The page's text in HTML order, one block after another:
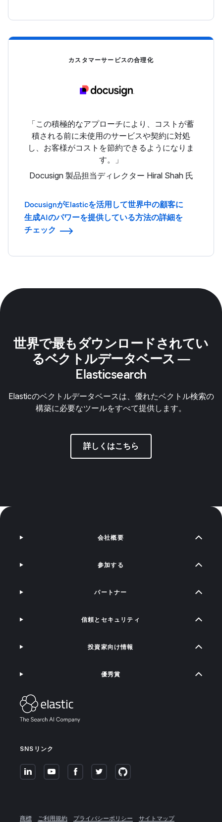
カスタマーサービスの合理化
「この積極的なアプローチにより、コストが蓄
積される前に未使用のサービスや契約に対処
し、お客様がコストを節約できるようになりま
す。」
Docusign 製品担当ディレクター Hiral Shah 氏
DocusignがElasticを活用して世界中の顧客に
生成AIのパワーを提供している方法の詳細を
チェック
世界で最もダウンロードされてい
るベクトルデータベース —
Elasticsearch
Elasticのベクトルデータベースは、優れたベクトル検索の
構築に必要なツールをすべて提供します。
詳しくはこちら
SNSリンク
会社概要
参加する
パートナー
信頼とセキュリティ
投資家向け情報
優秀賞
商標 ご利用規約 プライバシーポリシー サイトマップ